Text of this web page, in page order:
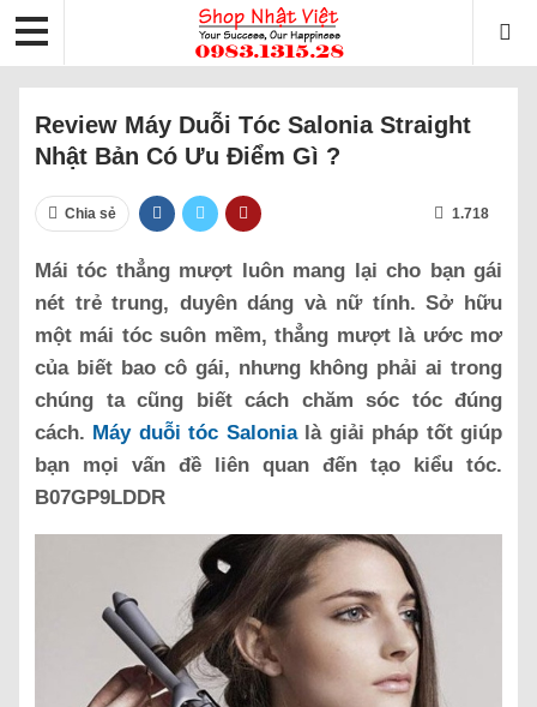
Review Máy Duỗi Tóc Salonia Straight
Nhật Bản Có Ưu Điểm Gì ?
Chia sẻ 1.718
Mái tóc thẳng mượt luôn mang lại cho bạn gái
nét trẻ trung, duyên dáng và nữ tính. Sở hữu
một mái tóc suôn mềm, thẳng mượt là ước mơ
của biết bao cô gái, nhưng không phải ai trong
chúng ta cũng biết cách chăm sóc tóc đúng
cách. Máy duỗi tóc Salonialà giải pháp tốt giúp
bạn mọi vấn đề liên quan đến tạo kiểu tóc.
B07GP9LDDR